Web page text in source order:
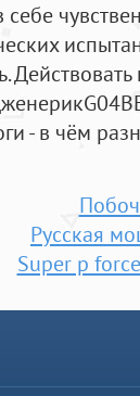
себе
- в чём
Русская
Super p